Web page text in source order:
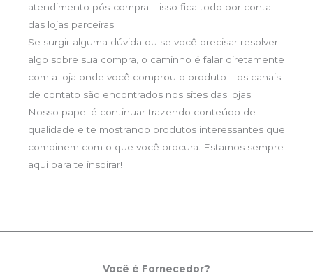
atendimento pós-compra – isso fica todo por conta
das lojas parceiras.
Se surgir alguma dúvida ou se você precisar resolver
algo sobre sua compra, o caminho é falar diretamente
com a loja onde você comprou o produto – os canais
de contato são encontrados nos sites das lojas.
Nosso papel é continuar trazendo conteúdo de
qualidade e te mostrando produtos interessantes que
combinem com o que você procura. Estamos sempre
aqui para te inspirar!
Você é Fornecedor?